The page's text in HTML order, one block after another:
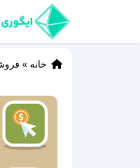
خانه »